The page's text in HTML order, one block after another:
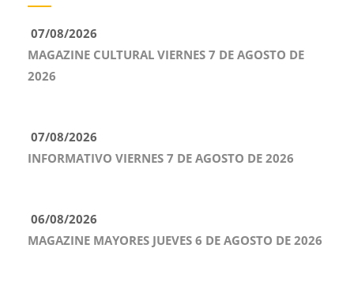
07/08/2026
MAGAZINE CULTURAL VIERNES 7 DE AGOSTO DE
2026
07/08/2026
INFORMATIVO VIERNES 7 DE AGOSTO DE 2026
06/08/2026
MAGAZINE MAYORES JUEVES 6 DE AGOSTO DE 2026